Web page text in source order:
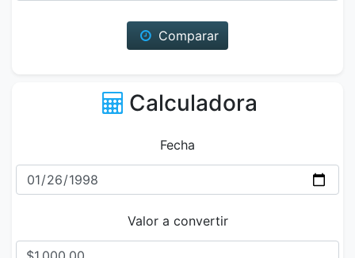
Comparar
Calculadora
Fecha
Valor a convertir